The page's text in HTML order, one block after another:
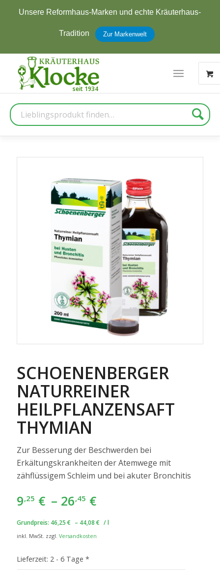
Unsere Reformhaus-Marken und echte Kräuterhaus-
Tradition Zur Markenwelt
Suche
SCHOENENBERGER
NATURREINER
HEILPFLANZENSAFT
THYMIAN
Zur Besserung der Beschwerden bei
Erkältungskrankheiten der Atemwege mit
zähflüssigem Schleim und bei akuter Bronchitis
9,25 € – 26,45 €
Grundpreis: 46,25 € – 44,08 € /l
inkl. MwSt. zzgl. Versandkosten
Lieferzeit: 2 - 6 Tage *